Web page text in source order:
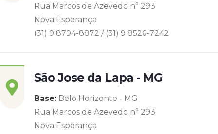
Rua Marcos de Azevedo n° 293
Nova Esperança
(31) 9 8794-8872 / (31) 9 8526-7242
São Jose da Lapa - MG
Base: Belo Horizonte - MG
Rua Marcos de Azevedo n° 293
Nova Esperança